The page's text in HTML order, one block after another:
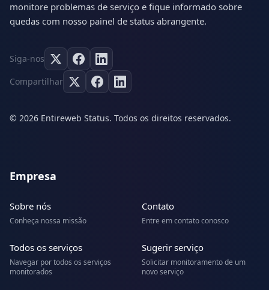
monitore problemas de serviço e fique informado sobre
quedas com nosso painel de status abrangente.
Siga-nos
Compartilhar
© 2026 Entireweb Status. Todos os direitos reservados.
Empresa
Sobre nós
Conheça nossa missão
Contato
Entre em contato conosco
Todos os serviços
Navegar por todos os serviços
monitorados
Sugerir serviço
Solicitar monitoramento de um
novo serviço